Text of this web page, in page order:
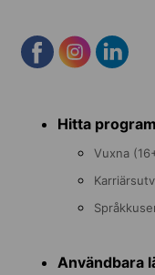
menu Hitta program
Vuxna
Användbara